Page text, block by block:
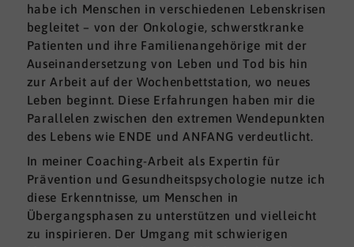
habe ich Menschen in verschiedenen Lebenskrisen
begleitet – von der Onkologie, schwerstkranke
Patienten und ihre Familienangehörige mit der
Auseinandersetzung von Leben und Tod bis hin
zur Arbeit auf der Wochenbettstation, wo neues
Leben beginnt. Diese Erfahrungen haben mir die
Parallelen zwischen den extremen Wendepunkten
des Lebens wie ENDE und ANFANG verdeutlicht.
In meiner Coaching-Arbeit als Expertin für
Prävention und Gesundheitspsychologie nutze ich
diese Erkenntnisse, um Menschen in
Übergangsphasen zu unterstützen und vielleicht
zu inspirieren. Der Umgang mit schwierigen